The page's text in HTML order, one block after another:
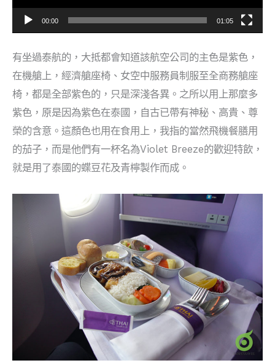
00:00 01:05
有坐過泰航的，大抵都會知道該航空公司的主色是紫色，
在機艙上，經濟艙座椅、女空中服務員制服至全商務艙座
椅，都是全部紫色的，只是深淺各異。之所以用上那麼多
紫色，原是因為紫色在泰國，自古已帶有神秘、高貴、尊
榮的含意。這顏色也用在食用上，我指的當然飛機餐膳用
的茄子，而是他們有一杯名為Violet Breeze的歡迎特飲，
就是用了泰國的蝶豆花及青檸製作而成。